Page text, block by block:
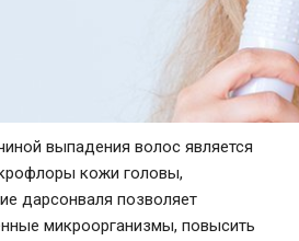
выпадения волос является
кожи головы,
дарсонваля позволяет
микроорганизмы, повысить